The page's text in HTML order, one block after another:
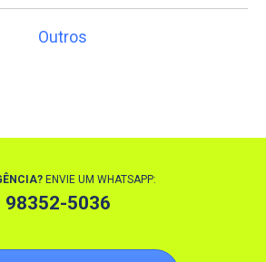
Outros
ENVIE UM WHATSAPP:
98352-5036